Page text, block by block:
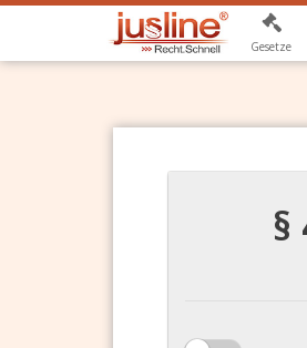
Gesetze